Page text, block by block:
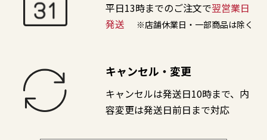
平日13時までのご注文で翌営業日
発送
※店舗休業日・一部商品は除く
キャンセル・変更
キャンセルは発送日10時まで、内
容変更は発送日前日まで対応